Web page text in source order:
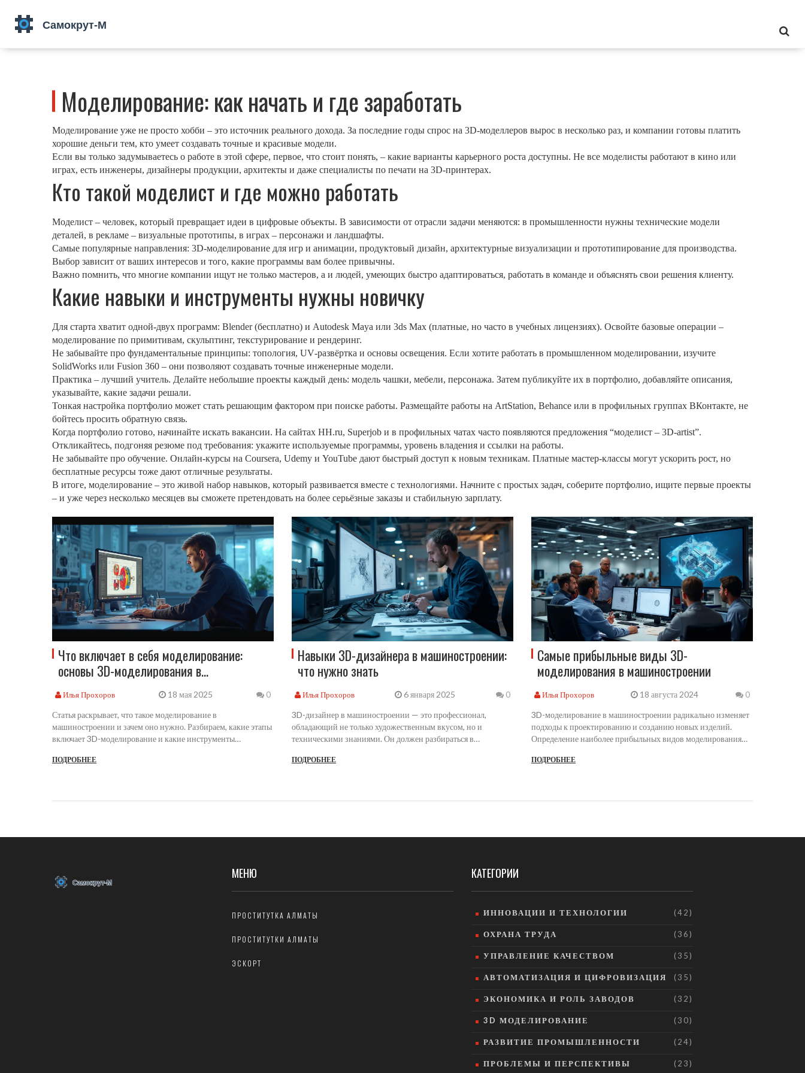
Моделирование: как начать и где заработать
Моделирование уже не просто хобби – это источник реального дохода. За последние годы спрос на 3D‑моделлеров вырос в несколько раз, и компании готовы платить
хорошие деньги тем, кто умеет создавать точные и красивые модели.
Если вы только задумываетесь о работе в этой сфере, первое, что стоит понять, – какие варианты карьерного роста доступны. Не все моделисты работают в кино или
играх, есть инженеры, дизайнеры продукции, архитекты и даже специалисты по печати на 3D‑принтерах.
Кто такой моделист и где можно работать
Моделист – человек, который превращает идеи в цифровые объекты. В зависимости от отрасли задачи меняются: в промышленности нужны технические модели
деталей, в рекламе – визуальные прототипы, в играх – персонажи и ландшафты.
Самые популярные направления: 3D‑моделирование для игр и анимации, продуктовый дизайн, архитектурные визуализации и прототипирование для производства.
Выбор зависит от ваших интересов и того, какие программы вам более привычны.
Важно помнить, что многие компании ищут не только мастеров, а и людей, умеющих быстро адаптироваться, работать в команде и объяснять свои решения клиенту.
Какие навыки и инструменты нужны новичку
Для старта хватит одной‑двух программ: Blender (бесплатно) и Autodesk Maya или 3ds Max (платные, но часто в учебных лицензиях). Освойте базовые операции –
моделирование по примитивам, скульптинг, текстурирование и рендеринг.
Не забывайте про фундаментальные принципы: топология, UV‑развёртка и основы освещения. Если хотите работать в промышленном моделировании, изучите
SolidWorks или Fusion 360 – они позволяют создавать точные инженерные модели.
Практика – лучший учитель. Делайте небольшие проекты каждый день: модель чашки, мебели, персонажа. Затем публикуйте их в портфолио, добавляйте описания,
указывайте, какие задачи решали.
Тонкая настройка портфолио может стать решающим фактором при поиске работы. Размещайте работы на ArtStation, Behance или в профильных группах ВКонтакте, не
бойтесь просить обратную связь.
Когда портфолио готово, начинайте искать вакансии. На сайтах HH.ru, Superjob и в профильных чатах часто появляются предложения “моделист – 3D‑artist”.
Откликайтесь, подгоняя резюме под требования: укажите используемые программы, уровень владения и ссылки на работы.
Не забывайте про обучение. Онлайн‑курсы на Coursera, Udemy и YouTube дают быстрый доступ к новым техникам. Платные мастер‑классы могут ускорить рост, но
бесплатные ресурсы тоже дают отличные результаты.
В итоге, моделирование – это живой набор навыков, который развивается вместе с технологиями. Начните с простых задач, соберите портфолио, ищите первые проекты
– и уже через несколько месяцев вы сможете претендовать на более серьёзные заказы и стабильную зарплату.
Что включает в себя моделирование:
основы 3D-моделирования в
Илья Прохоров 18 мая 2025 0
Статья раскрывает, что такое моделирование в
машиностроении и зачем оно нужно. Разбираем, какие этапы
включает 3D-моделирование и какие инструменты
особенностях работы с ними и о типичных ошибках
простым языком объясняется, как сделать первые шаги в этой
ПОДРОБНЕЕ
Навыки 3D-дизайнера в машиностроении:
что нужно знать
Илья Прохоров 6 января 2025 0
3D-дизайнер в машиностроении — это профессионал,
обладающий не только художественным вкусом, но и
техническими знаниями. Он должен разбираться в
читать чертежи и создавать детали, соответствующие
создавать реалистичные и эффективные решения.
ПОДРОБНЕЕ
Самые прибыльные виды 3D-
моделирования в машиностроении
Илья Прохоров 18 августа 2024 0
3D-моделирование в машиностроении радикально изменяет
подходы к проектированию и созданию новых изделий.
Определение наиболее прибыльных видов моделирования
усилия и инвестировать ресурсы. В статье рассматриваются
развитие этой области. Читатель узнает о навыках,
ПОДРОБНЕЕ
МЕНЮ
ПРОСТИТУТКА АЛМАТЫ
ПРОСТИТУТКИ АЛМАТЫ
ЭСКОРТ
КАТЕГОРИИ
ИННОВАЦИИ И ТЕХНОЛОГИИ (42)
ОХРАНА ТРУДА (36)
УПРАВЛЕНИЕ КАЧЕСТВОМ (35)
АВТОМАТИЗАЦИЯ И ЦИФРОВИЗАЦИЯ (35)
ЭКОНОМИКА И РОЛЬ ЗАВОДОВ (32)
3D МОДЕЛИРОВАНИЕ (30)
РАЗВИТИЕ ПРОМЫШЛЕННОСТИ (24)
ПРОБЛЕМЫ И ПЕРСПЕКТИВЫ (23)